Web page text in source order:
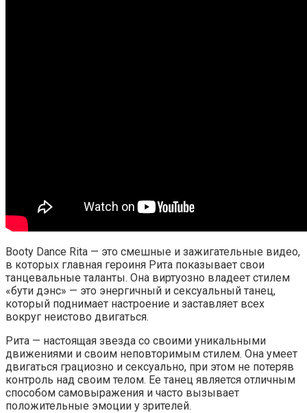
Booty Dance Rita — это смешные и зажигательные видео,
в которых главная героиня Рита показывает свои
танцевальные таланты. Она виртуозно владеет стилем
«бути дэнс» — это энергичный и сексуальный танец,
который поднимает настроение и заставляет всех
вокруг неистово двигаться.
Рита — настоящая звезда со своими уникальными
движениями и своим неповторимым стилем. Она умеет
двигаться грациозно и сексуально, при этом не потеряв
контроль над своим телом. Ее танец является отличным
способом самовыражения и часто вызывает
положительные эмоции у зрителей.